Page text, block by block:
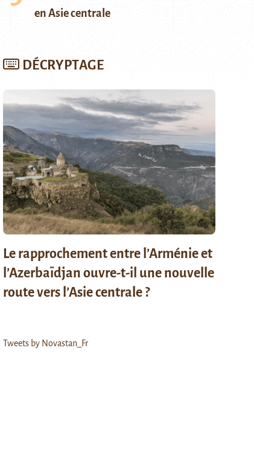
en Asie centrale
DÉCRYPTAGE
Le rapprochement entre l’Arménie et
l’Azerbaïdjan ouvre-t-il une nouvelle
route vers l’Asie centrale ?
Tweets by Novastan_Fr